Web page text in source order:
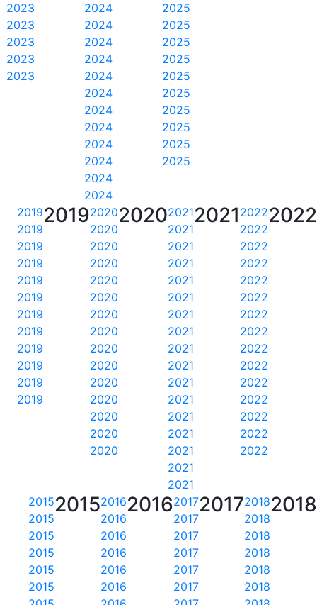
2025
2025
2025
2025
2025
2025
2025
2025
2025
2025
2024
2024
2024
2024
2024
2024
2024
2024
2024
2024
2024
2024
2023
2023
2023
2023
2023
2022
2022
2022
2022
2022
2022
2022
2022
2022
2022
2022
2022
2022
2022
2022
2022
2021
2021
2021
2021
2021
2021
2021
2021
2021
2021
2021
2021
2021
2021
2021
2021
2021
2021
2020
2020
2020
2020
2020
2020
2020
2020
2020
2020
2020
2020
2020
2020
2020
2020
2019
2019
2019
2019
2019
2019
2019
2019
2019
2019
2019
2019
2019
2018
2018
2018
2018
2018
2018
2018
2017
2017
2017
2017
2017
2017
2017
2016
2016
2016
2016
2016
2016
2016
2015
2015
2015
2015
2015
2015
2015